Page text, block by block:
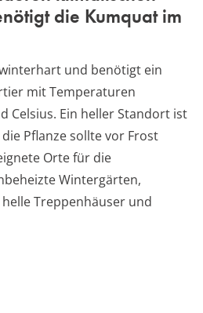
die Kumquat im
und benötigt ein
mit Temperaturen
Celsius. Ein heller Standort ist
Pflanze sollte vor Frost
Orte für die
Wintergärten,
Treppenhäuser und